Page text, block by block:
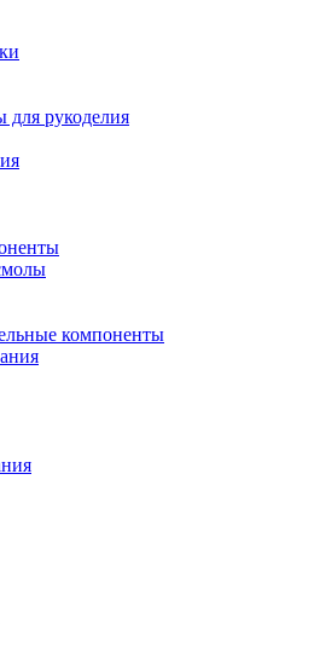
рукоделия
компоненты